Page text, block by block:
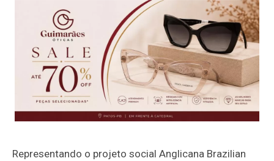
Representando o projeto social Anglicana Brazilian